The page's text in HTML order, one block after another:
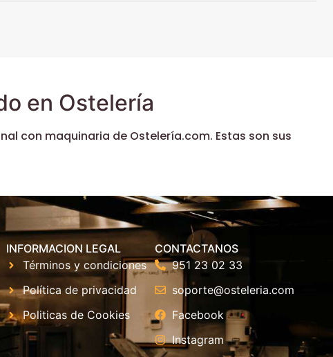
en Ostelería
con maquinaria de Ostelería.com. Estas son sus
INFORMACION LEGAL
Términos y condiciones
Política de privacidad
Politicas de Cookies
CONTACTANOS
951 23 02 33
soporte@osteleria.com
Facebook
Instagram